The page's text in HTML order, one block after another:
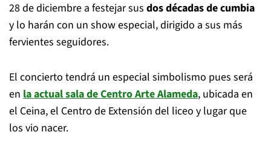
28 de diciembre a festejar sus dos décadas de cumbia
y lo harán con un show especial, dirigido a sus más
fervientes seguidores.
El concierto tendrá un especial simbolismo pues será
en la actual sala de Centro Arte Alameda, ubicada en
el Ceina, el Centro de Extensión del liceo y lugar que
los vio nacer.